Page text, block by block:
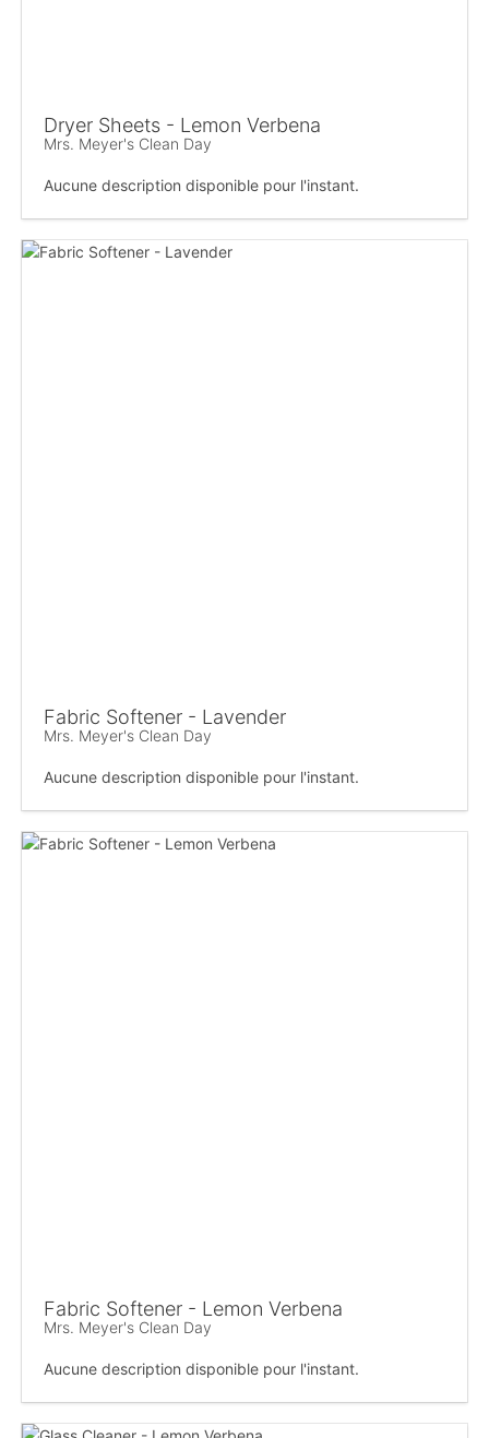
Dryer Sheets - Lemon Verbena
Mrs. Meyer's Clean Day
Aucune description disponible pour l'instant.
Fabric Softener - Lavender
Mrs. Meyer's Clean Day
Aucune description disponible pour l'instant.
Fabric Softener - Lemon Verbena
Mrs. Meyer's Clean Day
Aucune description disponible pour l'instant.